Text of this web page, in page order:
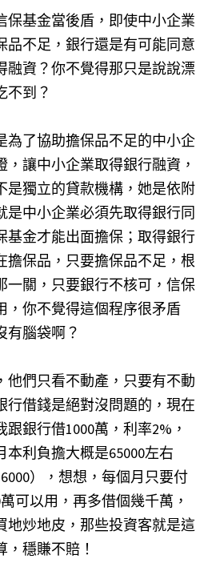
保基金當後盾，即使中小企業
品不足，銀行還是有可能同意
融資？你不覺得那只是說說漂
不到？
為了協助擔保品不足的中小企
，讓中小企業取得銀行融資，
是獨立的貸款機構，她是依附
是中小企業必須先取得銀行同
基金才能出面擔保；取得銀行
擔保品，只要擔保品不足，根
一關，只要銀行不核可，信保
，你不覺得這個程序很矛盾
有腦袋啊？
他們只看不動產，只要有不動
行借錢是絕對沒問題的，現在
銀行借1000萬，利率2%，
本利負擔大概是65000左右
），想想，每個月只要付
可以用，再多借個幾千萬，
地炒地皮，那些投資客就是這
穩賺不賠！